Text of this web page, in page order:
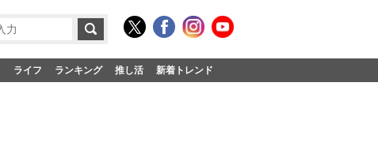
ライフ ランキング 推し活 新着トレンド